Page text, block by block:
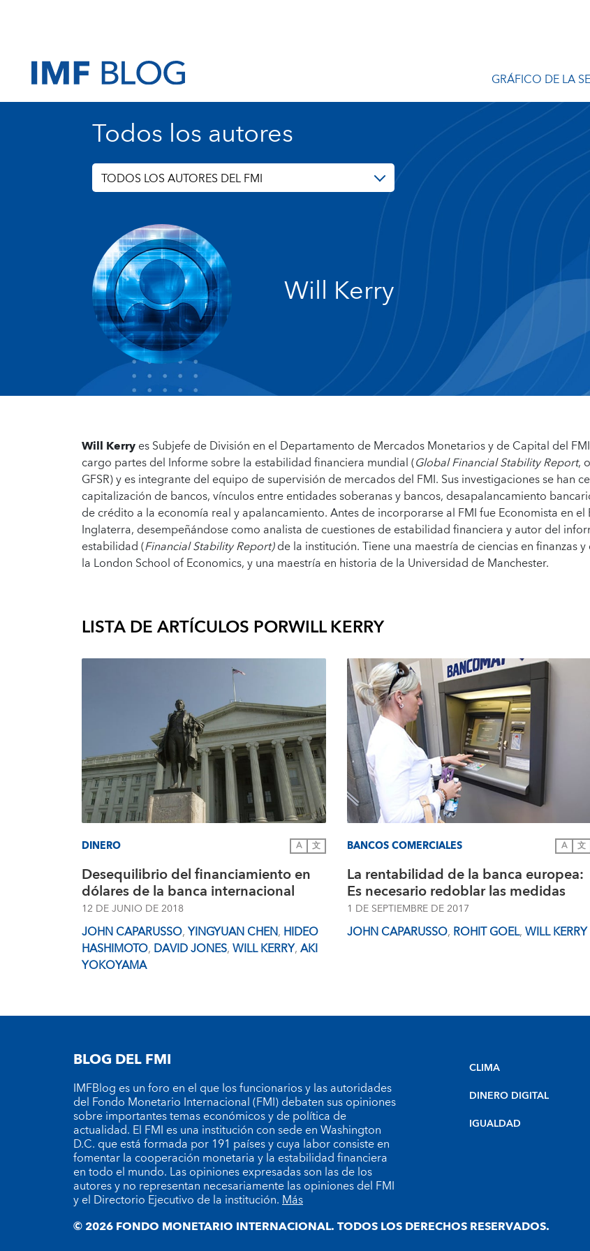
GRÁFICO DE LA
Todos los autores
TODOS LOS AUTORES DEL FMI
Will Kerry
Will Kerryes Subjefe de División en el Departamento de Mercados Monetarios y de Capital del
cargo partes del Informe sobre la estabilidad financiera mundial (Global Financial Stability Report,
GFSR) y es integrante del equipo de supervisión de mercados del FMI. Sus investigaciones se han
capitalización de bancos, vínculos entre entidades soberanas y bancos, desapalancamiento
de crédito a la economía real y apalancamiento. Antes de incorporarse al FMI fue Economista en el
Inglaterra, desempeñándose como analista de cuestiones de estabilidad financiera y autor del
estabilidad (Financial Stability Report)de la institución. Tiene una maestría de ciencias en finanzas
la London School of Economics, y una maestría en historia de la Universidad de Manchester.
LISTA DE ARTÍCULOS PORWILL KERRY
DINERO A 文
Desequilibrio del financiamiento en
dólares de la banca internacional
12 DE JUNIO DE 2018
JOHN CAPARUSSO,YINGYUAN CHEN, HIDEO
HASHIMOTO, DAVID JONES,WILL KERRY,AKI
YOKOYAMA
BANCOS COMERCIALES A 文
La rentabilidad de la banca europea:
Es necesario redoblar las medidas
1 DE SEPTIEMBRE DE 2017
JOHN CAPARUSSO, ROHIT GOEL,WILL KERRY
BLOG DEL FMI
IMFBlog es un foro en el que los funcionarios y las autoridades
del Fondo Monetario Internacional (FMI) debaten sus opiniones
sobre importantes temas económicos y de política de
actualidad. El FMI es una institución con sede en Washington
D.C. que está formada por 191 países y cuya labor consiste en
fomentar la cooperación monetaria y la estabilidad financiera
en todo el mundo. Las opiniones expresadas son las de los
autores y no representan necesariamente las opiniones del FMI
y el Directorio Ejecutivo de la institución.Más
CLIMA
DINERO DIGITAL
IGUALDAD
© 2026 FONDO MONETARIO INTERNACIONAL. TODOS LOS DERECHOS RESERVADOS.